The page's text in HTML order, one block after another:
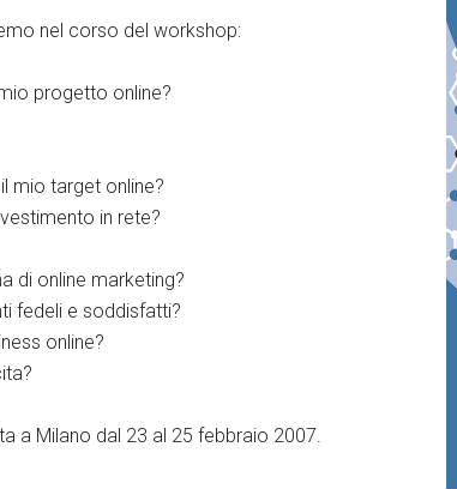
nel corso del workshop:
progetto online?
mio target online?
in rete?
di online marketing?
fedeli e soddisfatti?
online?
a Milano dal 23 al 25 febbraio 2007.